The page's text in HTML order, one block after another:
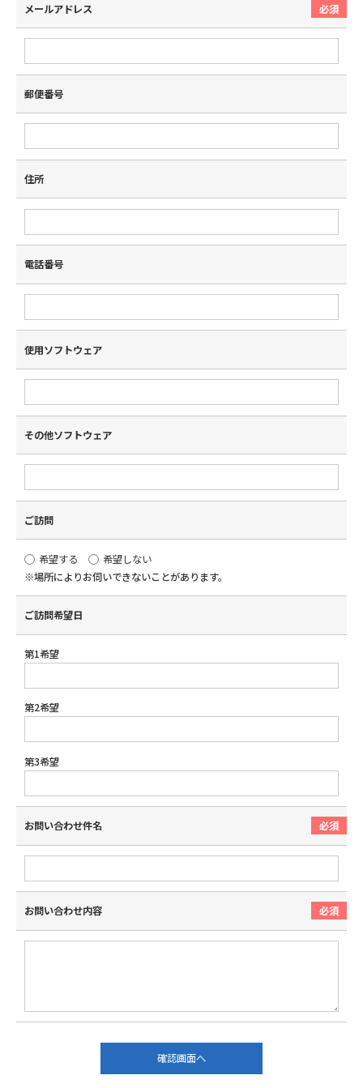
メールアドレス
郵便番号
住所
電話番号
使用ソフトウェア
その他ソフトウェア
ご訪問
希望する
希望しない
※場所によりお伺いできないことがあります。
ご訪問希望日
第1希望
第2希望
第3希望
お問い合わせ件名
お問い合わせ内容
確認画面へ